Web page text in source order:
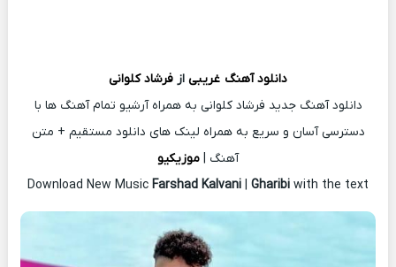
دانلود آهنگ غریبی از فرشاد کلوانی
دانلود آهنگ جدید فرشاد کلوانی به همراه آرشیو تمام آهنگ ها با
دسترسی آسان و سریع به همراه لینک های دانلود مستقیم + متن
آهنگ | موزیکیو
Download New Music Farshad Kalvani | Gharibi with the text